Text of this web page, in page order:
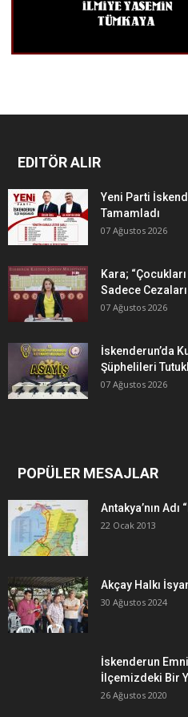
EDITÖR ALIR
Yeni Parti
Tamamladı
07 Ağustos 2026
Kara;
Sadece
07 Ağustos 2026
İskenderun’da
Şüphelileri
07 Ağustos 2026
POPÜLER MESAJLAR
Antakya’nın Adı
22 Ocak 2013
Akçay Halkı
30 Ağustos 2024
İskenderun
İlçemizdeki Bir
26 Ağustos 2020